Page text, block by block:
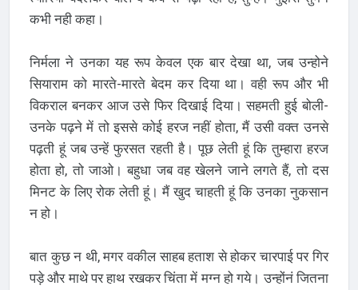
कभी नही कहा।
निर्मला ने उनका यह रूप केवल एक बार देखा था, जब उन्होने
सियाराम को मारते-मारते बेदम कर दिया था। वही रूप और भी
विकराल बनकर आज उसे फिर दिखाई दिया। सहमती हुई बोली-
उनके पढ़ने में तो इससे कोई हरज नहीं होता, मैं उसी वक्त उनसे
पढ़ती हूं जब उन्हें फुरसत रहती है। पूछ लेती हूं कि तुम्हारा हरज
होता हो, तो जाओ। बहुधा जब वह खेलने जाने लगते हैं, तो दस
मिनट के लिए रोक लेती हूं। मैं खुद चाहती हूं कि उनका नुकसान
न हो।
बात कुछ न थी, मगर वकील साहब हताश से होकर चारपाई पर गिर
पड़े और माथे पर हाथ रखकर चिंता में मग्न हो गये। उन्होंनं जितना